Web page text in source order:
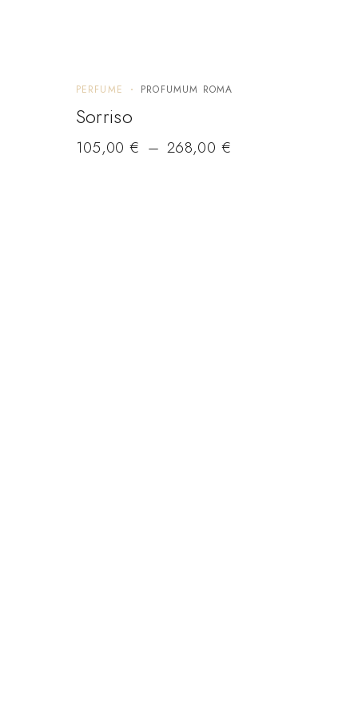
PERFUME PROFUMUM ROMA
Sorriso
105,00€ – 268,00 €
Price range: 105,00 € through 268,00 €